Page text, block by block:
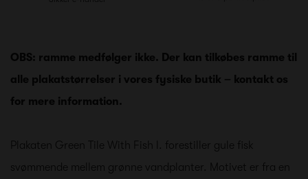
OBS: ramme medfølger ikke. Der kan tilkøbes ramme til
alle plakatstørrelser i vores fysiske butik – kontakt os
for mere information.
Plakaten Green Tile With Fish l. forestiller gule fisk
svømmende mellem grønne vandplanter. Motivet er fra en